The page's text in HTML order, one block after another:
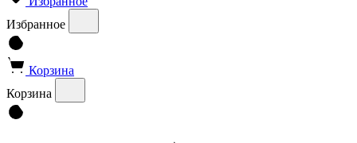
Избранное
Корзина
Корзина